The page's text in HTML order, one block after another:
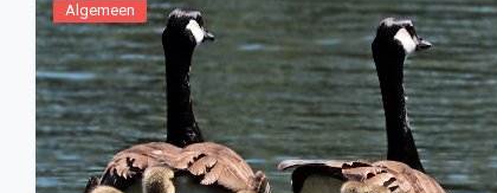
Algemeen